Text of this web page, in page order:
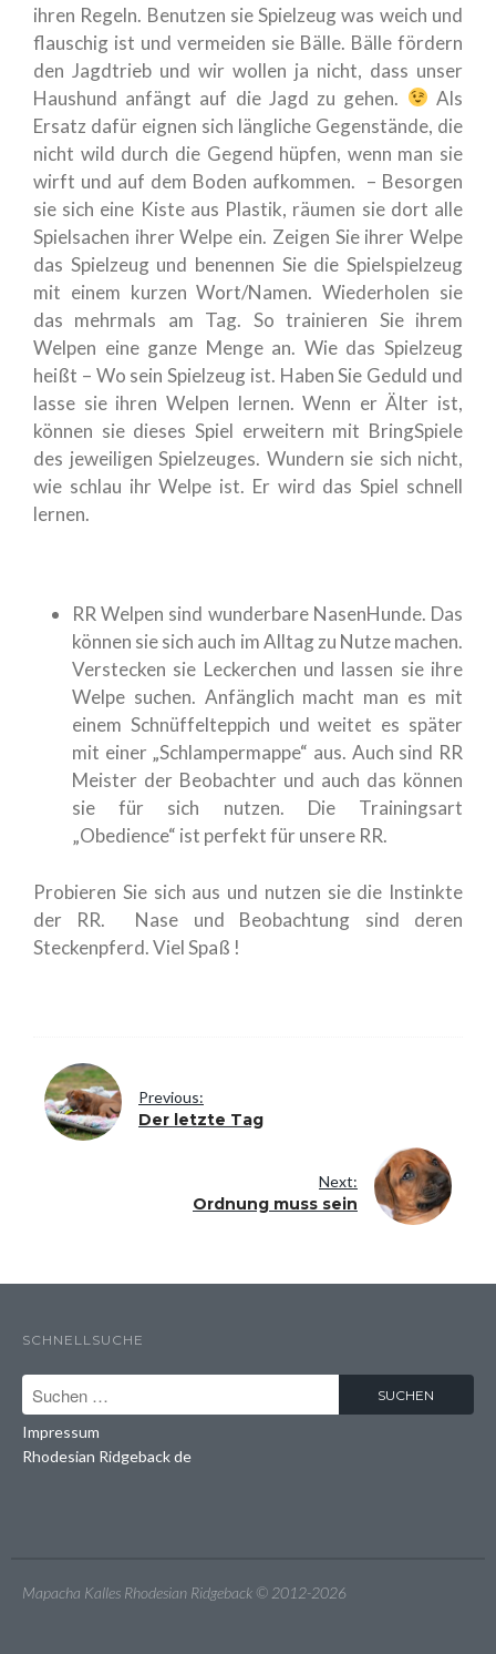
ihren Regeln. Benutzen sie Spielzeug was weich und
flauschig ist und vermeiden sie Bälle. Bälle fördern
den Jagdtrieb und wir wollen ja nicht, dass unser
Haushund anfängt auf die Jagd zu gehen.
Als
Ersatz dafür eignen sich längliche Gegenstände, die
nicht wild durch die Gegend hüpfen, wenn man sie
wirft und auf dem Boden aufkommen. – Besorgen
sie sich eine Kiste aus Plastik, räumen sie dort alle
Spielsachen ihrer Welpe ein. Zeigen Sie ihrer Welpe
das Spielzeug und benennen Sie die Spielspielzeug
mit einem kurzen Wort/Namen. Wiederholen sie
das mehrmals am Tag. So trainieren Sie ihrem
Welpen eine ganze Menge an. Wie das Spielzeug
heißt – Wo sein Spielzeug ist. Haben Sie Geduld und
lasse sie ihren Welpen lernen. Wenn er Älter ist,
können sie dieses Spiel erweitern mit BringSpiele
des jeweiligen Spielzeuges. Wundern sie sich nicht,
wie schlau ihr Welpe ist. Er wird das Spiel schnell
lernen.
RR Welpen sind wunderbare NasenHunde. Das
können sie sich auch im Alltag zu Nutze machen.
Verstecken sie Leckerchen und lassen sie ihre
Welpe suchen. Anfänglich macht man es mit
einem Schnüffelteppich und weitet es später
mit einer „Schlampermappe“ aus. Auch sind RR
Meister der Beobachter und auch das können
sie für sich nutzen. Die Trainingsart
„Obedience“ ist perfekt für unsere RR.
Probieren Sie sich aus und nutzen sie die Instinkte
der RR. Nase und Beobachtung sind deren
Steckenpferd. Viel Spaß !
Previous:
Der letzte Tag
Next:
Ordnung muss sein
SCHNELLSUCHE
Impressum
Rhodesian Ridgeback de
Mapacha Kalles Rhodesian Ridgeback © 2012-2026